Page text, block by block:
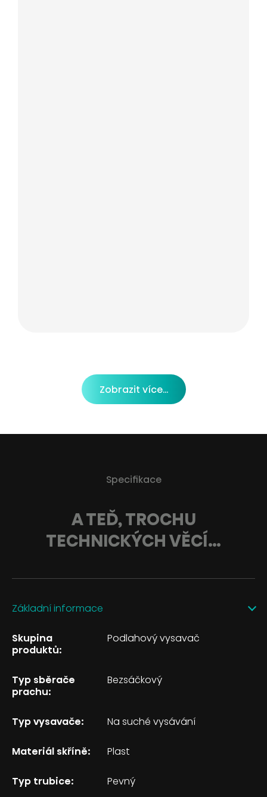
Zobrazit více...
Specifikace
A TEĎ, TROCHU
TECHNICKÝCH VĚCÍ…
Základní informace
Skupina
produktů:
Podlahový vysavač
Typ sběrače
prachu:
Bezsáčkový
Typ vysavače: Na suché vysávání
Materiál skříně: Plast
Typ trubice: Pevný